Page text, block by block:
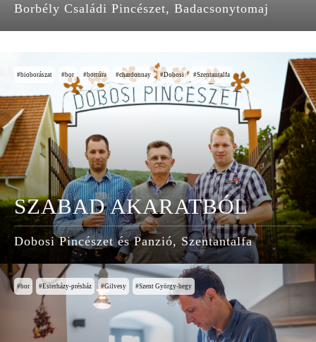
Borbély Családi Pincészet, Badacsonytomaj
bioborászat bor bortúra chardonnay Dobosi Szentantalfa
SZABAD AKARATBÓL
Dobosi Pincészet és Panzió, Szentantalfa
bor Esterházy-présház Gilvesy Szent György-hegy